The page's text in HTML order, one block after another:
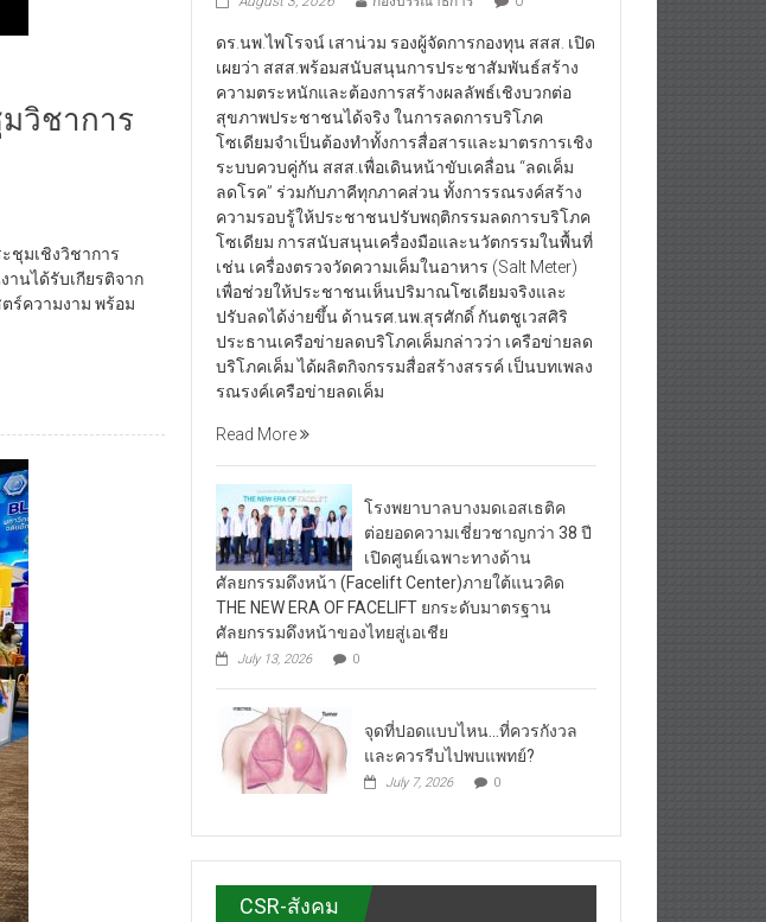
มวิชาการ
ชุมเชิงวิชาการ
นได้รับเกียรติจาก
ร์ความงาม พร้อม
ดร.นพ.ไพโรจน์ เสาน่วม รองผู้จัดการกองทุน สสส. เปิด
เผยว่า สสส.พร้อมสนับสนุนการประชาสัมพันธ์สร้าง
ความตระหนักและต้องการสร้างผลลัพธ์เชิงบวกต่อ
สุขภาพประชาชนได้จริง ในการลดการบริโภค
โซเดียมจำเป็นต้องทำทั้งการสื่อสารและมาตรการเชิง
ระบบควบคู่กัน สสส.เพื่อเดินหน้าขับเคลื่อน “ลดเค็ม
ลดโรค” ร่วมกับภาคีทุกภาคส่วน ทั้งการรณรงค์สร้าง
ความรอบรู้ให้ประชาชนปรับพฤติกรรมลดการบริโภค
โซเดียม การสนับสนุนเครื่องมือและนวัตกรรมในพื้นที่
เช่น เครื่องตรวจวัดความเค็มในอาหาร (Salt Meter)
เพื่อช่วยให้ประชาชนเห็นปริมาณโซเดียมจริงและ
ปรับลดได้ง่ายขึ้น ด้านรศ.นพ.สุรศักดิ์ กันตชูเวสศิริ
ประธานเครือข่ายลดบริโภคเค็มกล่าวว่า เครือข่ายลด
บริโภคเค็ม ได้ผลิตกิจกรรมสื่อสร้างสรรค์ เป็นบทเพลง
รณรงค์เครือข่ายลดเค็ม
โรงพยาบาลบางมดเอสเธติค
ต่อยอดความเชี่ยวชาญกว่า 38 ปี
เปิดศูนย์เฉพาะทางด้าน
ศัลยกรรมดึงหน้า (Facelift Center)ภายใต้แนวคิด
THE NEW ERA OF FACELIFT ยกระดับมาตรฐาน
ศัลยกรรมดึงหน้าของไทยสู่เอเชีย
จุดที่ปอดแบบไหน…ที่ควรกังวล
และควรรีบไปพบแพทย์?
CSR-สังคม